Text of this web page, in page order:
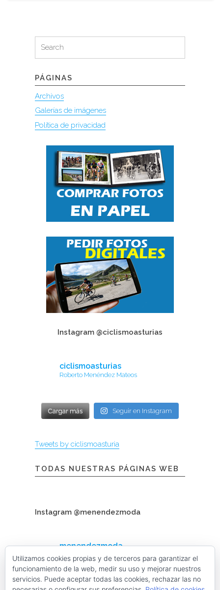
for:
Search
PÁGINAS
Archivos
Galerías de imágenes
Política de privacidad
Instagram @ciclismoasturias
ciclismoasturias
Roberto Menéndez Mateos
Cargar más Seguir en Instagram
Tweets by ciclismoasturia
TODAS NUESTRAS PÁGINAS WEB
Instagram @menendezmoda
menendezmoda
Menéndez Moda hombre
Utilizamos cookies propias y de terceros para garantizar el
funcionamiento de la web, medir su uso y mejorar nuestros
servicios. Puede aceptar todas las cookies, rechazar las no